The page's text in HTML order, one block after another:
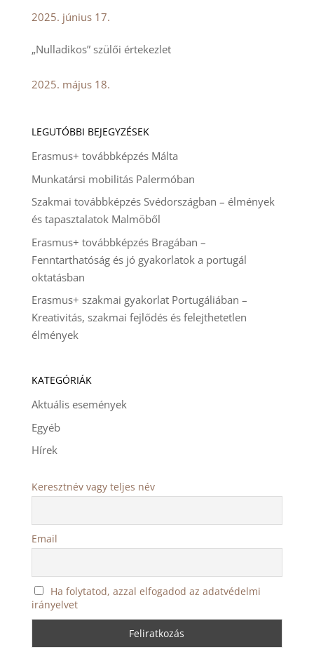
2025. június 17.
„Nulladikos” szülői értekezlet
2025. május 18.
LEGUTÓBBI BEJEGYZÉSEK
Erasmus+ továbbképzés Málta
Munkatársi mobilitás Palermóban
Szakmai továbbképzés Svédországban – élmények
és tapasztalatok Malmöből
Erasmus+ továbbképzés Bragában –
Fenntarthatóság és jó gyakorlatok a portugál
oktatásban
Erasmus+ szakmai gyakorlat Portugáliában –
Kreativitás, szakmai fejlődés és felejthetetlen
élmények
KATEGÓRIÁK
Aktuális események
Egyéb
Hírek
Keresztnév vagy teljes név
Email
Ha folytatod, azzal elfogadod az adatvédelmi
irányelvet